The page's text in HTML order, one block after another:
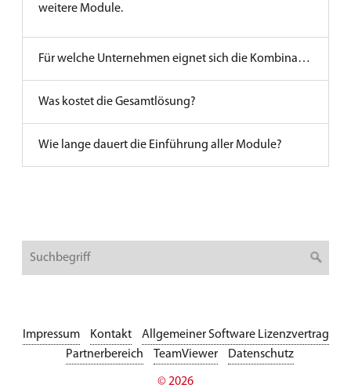
weitere Module.
Für welche Unternehmen eignet sich die Kombination?
Was kostet die Gesamtlösung?
Wie lange dauert die Einführung aller Module?
Impressum Kontakt
Allgemeiner Software Lizenzvertrag
Partnerbereich
TeamViewer Datenschutz
© 2026